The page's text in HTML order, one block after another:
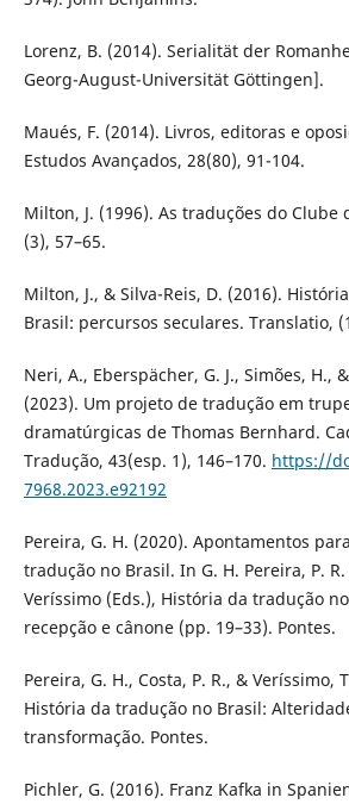
Lorenz, B. (2014). Serialität der
Georg-August-Universität Göttingen].
Maués, F. (2014). Livros, editoras e
Estudos Avançados, 28(80), 91-104.
Milton, J. (1996). As traduções do Clube
(3), 57–65.
Milton, J., & Silva-Reis, D. (2016).
Brasil: percursos seculares. Translatio,
Neri, A., Eberspächer, G. J., Simões, H.,
(2023). Um projeto de tradução em
dramatúrgicas de Thomas Bernhard.
Tradução, 43(esp. 1), 146–170. https://
7968.2023.e92192
Pereira, G. H. (2020). Apontamentos
tradução no Brasil. In G. H. Pereira, P. R.
Veríssimo (Eds.), História da tradução
recepção e cânone (pp. 19–33). Pontes.
Pereira, G. H., Costa, P. R., & Veríssimo,
História da tradução no Brasil:
transformação. Pontes.
Pichler, G. (2016). Franz Kafka in